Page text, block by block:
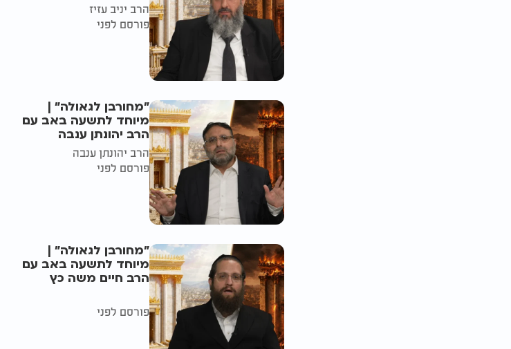
הרב יניב עזיז
פורסם לפני
"מחורבן לגאולה" |
מיוחד לתשעה באב עם
הרב יהונתן ענבה
הרב יהונתן ענבה
פורסם לפני
"מחורבן לגאולה" |
מיוחד לתשעה באב עם
הרב חיים משה כץ
פורסם לפני